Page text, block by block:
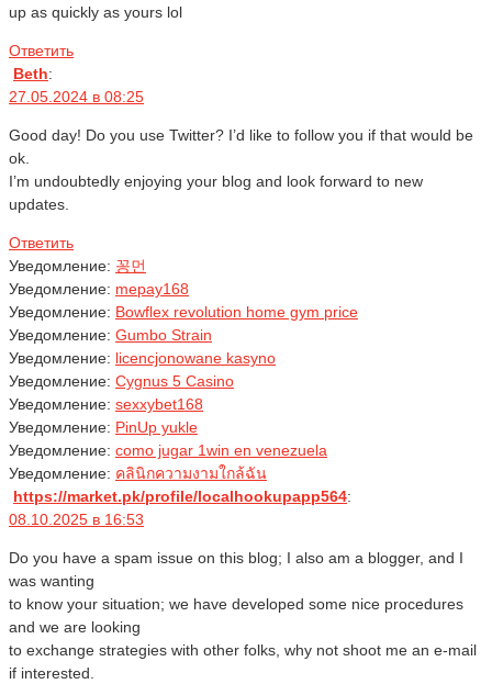
up as quickly as yours lol
Ответить
Beth:
27.05.2024 в 08:25
Good day! Do you use Twitter? I’d like to follow you if that would be
ok.
I’m undoubtedly enjoying your blog and look forward to new
updates.
Ответить
Уведомление: 꽁먼
Уведомление: mepay168
Уведомление: Bowflex revolution home gym price
Уведомление: Gumbo Strain
Уведомление: licencjonowane kasyno
Уведомление: Cygnus 5 Casino
Уведомление: sexxybet168
Уведомление: PinUp yukle
Уведомление: como jugar 1win en venezuela
Уведомление: คลินิกความงามใกล้ฉัน
https://market.pk/profile/localhookupapp564:
08.10.2025 в 16:53
Do you have a spam issue on this blog; I also am a blogger, and I
was wanting
to know your situation; we have developed some nice procedures
and we are looking
to exchange strategies with other folks, why not shoot me an e-mail
if interested.